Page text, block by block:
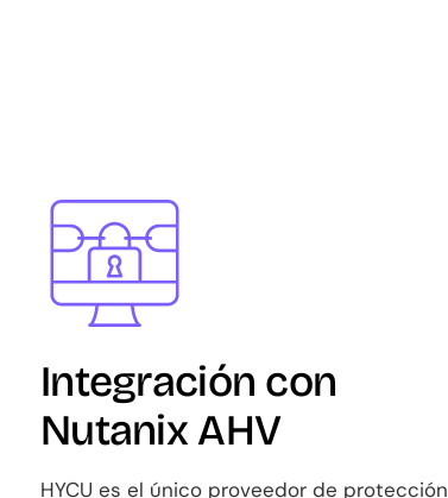
Image
Integración con
Nutanix AHV
HYCU es el único proveedor de protección